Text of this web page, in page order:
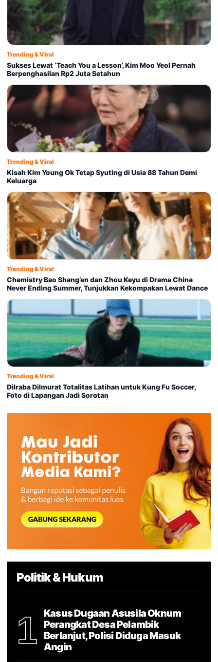
Trending & Viral
Sukses Lewat ‘Teach You a Lesson’, Kim Moo Yeol Pernah
Berpenghasilan Rp2 Juta Setahun
Trending & Viral
Kisah Kim Young Ok Tetap Syuting di Usia 88 Tahun Demi
Keluarga
Trending & Viral
Chemistry Bao Shang’en dan Zhou Keyu di Drama China
Never Ending Summer, Tunjukkan Kekompakan Lewat Dance
Trending & Viral
Dilraba Dilmurat Totalitas Latihan untuk Kung Fu Soccer,
Foto di Lapangan Jadi Sorotan
Politik & Hukum
1
Kasus Dugaan Asusila Oknum
Perangkat Desa Pelambik
Berlanjut, Polisi Diduga Masuk
Angin